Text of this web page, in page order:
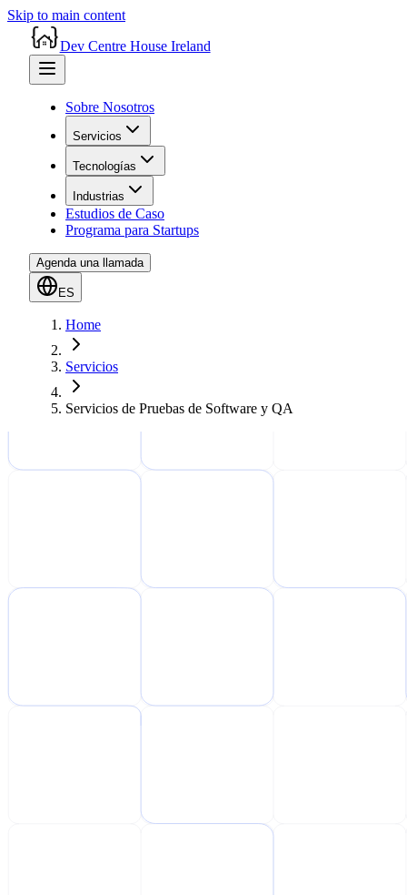
Skip to main content
Dev Centre House Ireland
Sobre Nosotros
Servicios
Tecnologías
Industrias
Estudios de Caso
Programa para Startups
Agenda una llamada
ES
Home
Servicios
Servicios de Pruebas de Software y QA